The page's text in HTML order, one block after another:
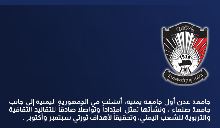
جامعة عدن أول جامعة يمنية، أنشئت في الجمهورية اليمنية إلى جانب
جامعة صنعاء ، ونشأتها تمثل امتداداً وتواصلاً صادقاً للتقاليد الثقافية
والتربوية للشعب اليمني، وتحقيقاً لأهداف ثورتي سبتمبر وأكتوبر .